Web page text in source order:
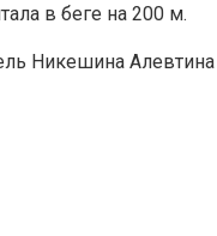
в беге на 200 м.
Никешина Алевтина